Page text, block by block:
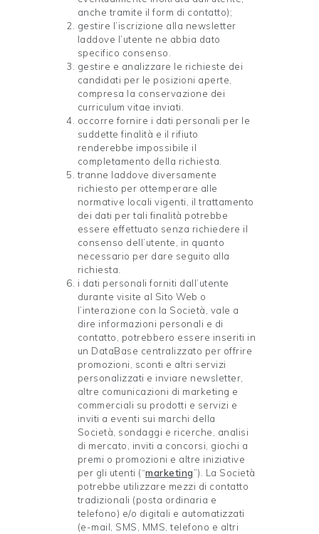
anche tramite il form di contatto);
gestire l’iscrizione alla newsletter
laddove l’utente ne abbia dato
specifico consenso.
gestire e analizzare le richieste dei
candidati per le posizioni aperte,
compresa la conservazione dei
curriculum vitae inviati.
occorre fornire i dati personali per le
suddette finalità e il rifiuto
renderebbe impossibile il
completamento della richiesta.
tranne laddove diversamente
richiesto per ottemperare alle
normative locali vigenti, il trattamento
dei dati per tali finalità potrebbe
essere effettuato senza richiedere il
consenso dell’utente, in quanto
necessario per dare seguito alla
richiesta.
i dati personali forniti dall’utente
durante visite al Sito Web o
l’interazione con la Società, vale a
dire informazioni personali e di
contatto, potrebbero essere inseriti in
un DataBase centralizzato per offrire
promozioni, sconti e altri servizi
personalizzati e inviare newsletter,
altre comunicazioni di marketing e
commerciali su prodotti e servizi e
inviti a eventi sui marchi della
Società, sondaggi e ricerche, analisi
di mercato, inviti a concorsi, giochi a
premi o promozioni e altre iniziative
per gli utenti (“marketing”). La Società
potrebbe utilizzare mezzi di contatto
tradizionali (posta ordinaria e
telefono) e/o digitali e automatizzati
(e-mail, SMS, MMS, telefono e altri